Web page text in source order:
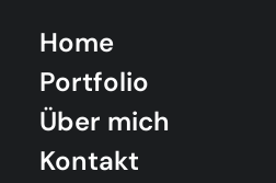
Home
Portfolio
Über mich
Kontakt